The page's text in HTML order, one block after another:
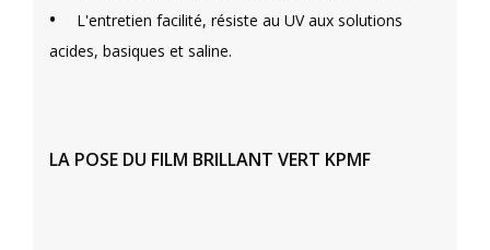
•
L'entretien facilité, résiste au UV aux solutions
acides, basiques et saline.
LA POSE DU FILM BRILLANT VERT KPMF